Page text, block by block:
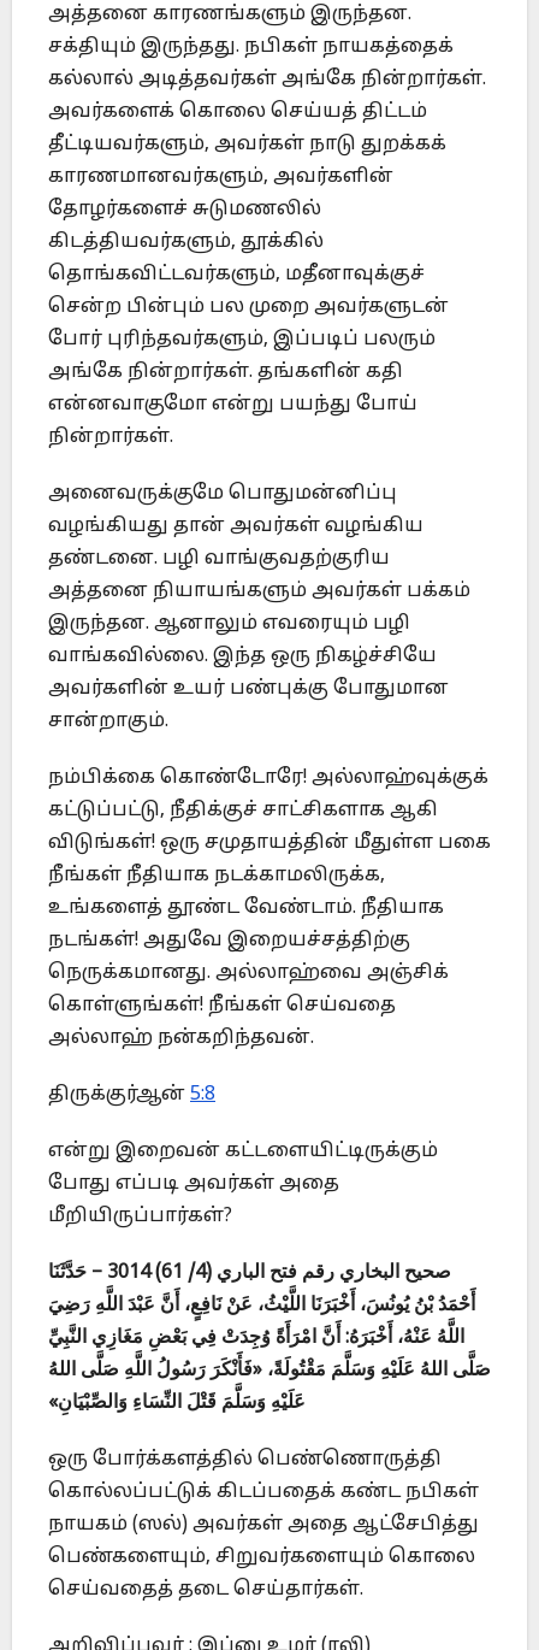
அத்தனை காரணங்களும் இருந்தன.
சக்தியும் இருந்தது. நபிகள் நாயகத்தைக்
கல்லால் அடித்தவர்கள் அங்கே நின்றார்கள்.
அவர்களைக் கொலை செய்யத் திட்டம்
தீட்டியவர்களும், அவர்கள் நாடு துறக்கக்
காரணமானவர்களும், அவர்களின்
தோழர்களைச் சுடுமணலில்
கிடத்தியவர்களும், தூக்கில்
தொங்கவிட்டவர்களும், மதீனாவுக்குச்
சென்ற பின்பும் பல முறை அவர்களுடன்
போர் புரிந்தவர்களும், இப்படிப் பலரும்
அங்கே நின்றார்கள். தங்களின் கதி
என்னவாகுமோ என்று பயந்து போய்
நின்றார்கள்.
அனைவருக்குமே பொதுமன்னிப்பு
வழங்கியது தான் அவர்கள் வழங்கிய
தண்டனை. பழி வாங்குவதற்குரிய
அத்தனை நியாயங்களும் அவர்கள் பக்கம்
இருந்தன. ஆனாலும் எவரையும் பழி
வாங்கவில்லை. இந்த ஒரு நிகழ்ச்சியே
அவர்களின் உயர் பண்புக்கு போதுமான
சான்றாகும்.
நம்பிக்கை கொண்டோரே! அல்லாஹ்வுக்குக்
கட்டுப்பட்டு, நீதிக்குச் சாட்சிகளாக ஆகி
விடுங்கள்! ஒரு சமுதாயத்தின் மீதுள்ள பகை
நீங்கள் நீதியாக நடக்காமலிருக்க,
உங்களைத் தூண்ட வேண்டாம். நீதியாக
நடங்கள்! அதுவே இறையச்சத்திற்கு
நெருக்கமானது. அல்லாஹ்வை அஞ்சிக்
கொள்ளுங்கள்! நீங்கள் செய்வதை
அல்லாஹ் நன்கறிந்தவன்.
திருக்குர்ஆன் 5:8
என்று இறைவன் கட்டளையிட்டிருக்கும்
போது எப்படி அவர்கள் அதை
மீறியிருப்பார்கள்?
صحيح البخاري رقم فتح الباري (4/ 61)
3014 – حَدَّثَنَا
أَحْمَدُ بْنُ يُونُسَ، أَخْبَرَنَا اللَّيْثُ، عَنْ نَافِعٍ، أَنَّ عَبْدَ اللَّهِ رَضِيَ
اللَّهُ عَنْهُ، أَخْبَرَهُ: أَنَّ امْرَأَةً وُجِدَتْ فِي بَعْضِ مَغَازِي النَّبِيِّ
صَلَّى اللهُ عَلَيْهِ وَسَلَّمَ مَقْتُولَةً، «فَأَنْكَرَ رَسُولُ اللَّهِ صَلَّى اللهُ
عَلَيْهِ وَسَلَّمَ قَتْلَ النِّسَاءِ وَالصِّبْيَانِ»
ஒரு போர்க்களத்தில் பெண்ணொருத்தி
கொல்லப்பட்டுக் கிடப்பதைக் கண்ட நபிகள்
நாயகம் (ஸல்) அவர்கள் அதை ஆட்சேபித்து
பெண்களையும், சிறுவர்களையும் கொலை
செய்வதைத் தடை செய்தார்கள்.